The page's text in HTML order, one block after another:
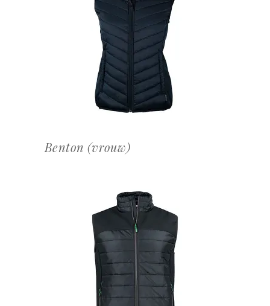
OFFERTEAANVRAAG
Benton (vrouw)
OFFERTEAANVRAAG